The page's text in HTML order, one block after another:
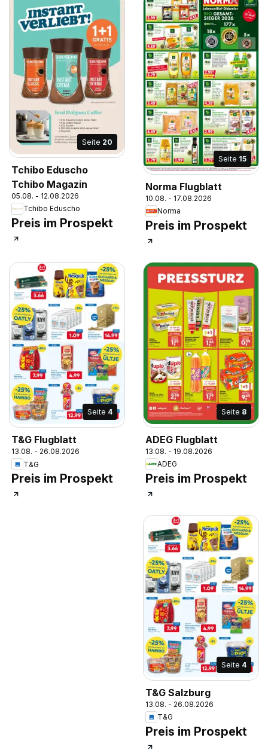
Seite 20
Tchibo Eduscho
Tchibo Magazin
05.08. - 12.08.2026
Tchibo Eduscho
Preis im Prospekt
Seite 15
Norma Flugblatt
10.08. - 17.08.2026
Norma
Preis im Prospekt
Seite 4
T&G Flugblatt
13.08. - 26.08.2026
T&G
Preis im Prospekt
Seite 8
ADEG Flugblatt
13.08. - 19.08.2026
ADEG
Preis im Prospekt
Seite 4
T&G Salzburg
13.08. - 26.08.2026
T&G
Preis im Prospekt